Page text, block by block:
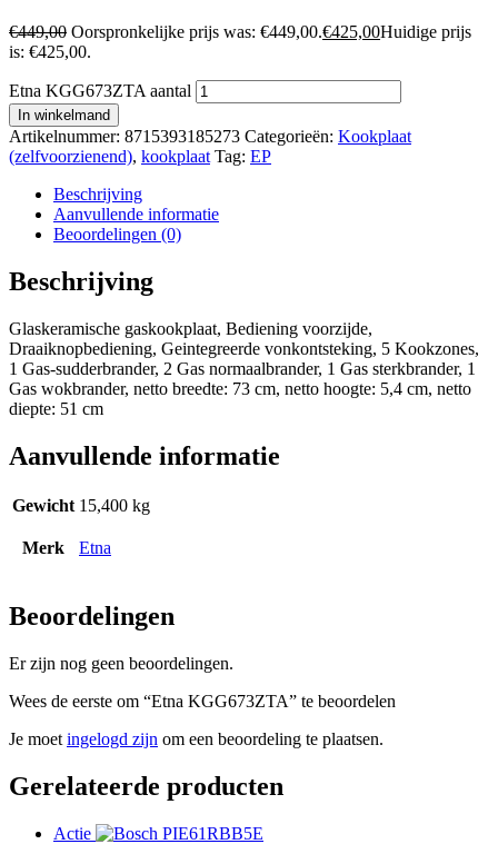
€449,00 Oorspronkelijke prijs was: €449,00.€425,00Huidige prijs
is: €425,00.
Etna KGG673ZTA aantal
In winkelmand
Artikelnummer: 8715393185273 Categorieën: Kookplaat
(zelfvoorzienend), kookplaat Tag: EP
Beschrijving
Aanvullende informatie
Beoordelingen (0)
Beschrijving
Glaskeramische gaskookplaat, Bediening voorzijde,
Draaiknopbediening, Geintegreerde vonkontsteking, 5 Kookzones,
1 Gas-sudderbrander, 2 Gas normaalbrander, 1 Gas sterkbrander, 1
Gas wokbrander, netto breedte: 73 cm, netto hoogte: 5,4 cm, netto
diepte: 51 cm
Aanvullende informatie
Gewicht 15,400 kg
Merk Etna
Beoordelingen
Er zijn nog geen beoordelingen.
Wees de eerste om “Etna KGG673ZTA” te beoordelen
Je moet ingelogd zijn om een beoordeling te plaatsen.
Gerelateerde producten
Actie